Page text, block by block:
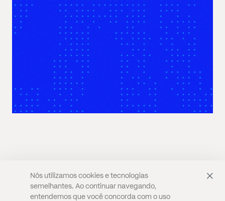
CULTURA SÃO PAULO PODER
PODCASTS
PERSPECTIVAS
SELF & LIFESTYLE QUEM SOMOS
Nós utilizamos cookies e tecnologias
semelhantes. Ao continuar navegando,
entendemos que você concorda com o uso